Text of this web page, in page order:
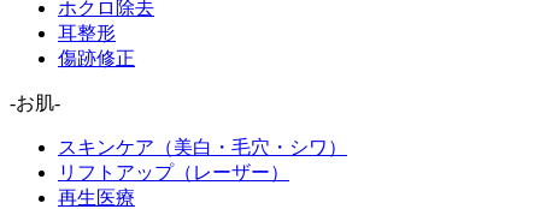
ホクロ除去
耳整形
傷跡修正
-お肌-
スキンケア（美白・毛穴・シワ）
リフトアップ（レーザー）
再生医療